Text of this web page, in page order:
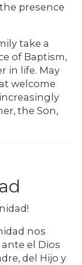
presence
take a
of Baptism,
in life. May
welcome
the Son,
nos
el Dios
del Hijo y